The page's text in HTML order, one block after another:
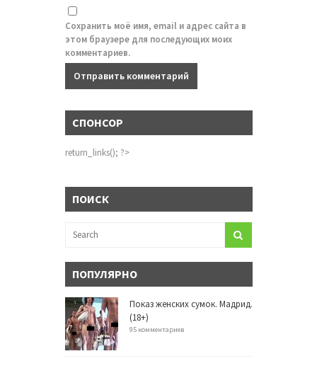
Сохранить моё имя, email и адрес сайта в
этом браузере для последующих моих
комментариев.
СПОНСОР
return_links(); ?>
ПОИСК
ПОПУЛЯРНО
Показ женских сумок. Мадрид.
(18+)
95 комментариев